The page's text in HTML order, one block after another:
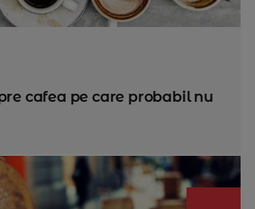
cafea pe care probabil nu